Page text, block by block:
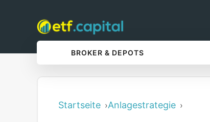
BROKER & DEPOTS
Startseite Anlagestrategie